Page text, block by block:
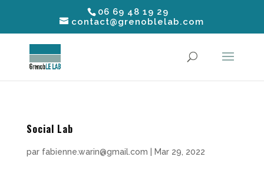
06 69 48 19 29
contact@grenoblelab.com
Social Lab
par fabienne.warin@gmail.com | Mar 29, 2022